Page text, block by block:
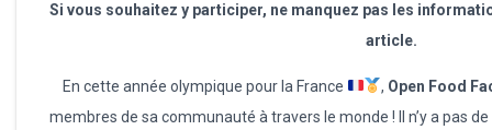
Si vous souhaitez y participer, ne manquez pas les
article.
En cette année olympique pour la France , Open Food
membres de sa communauté à travers le monde ! Il n’y a pas